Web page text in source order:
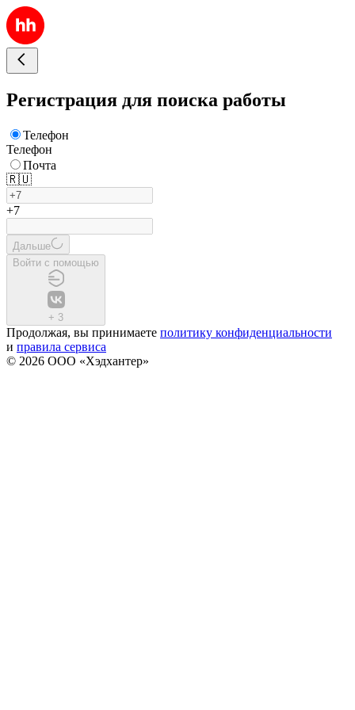
Регистрация для поиска работы
Телефон
Телефон
Почта
🇷🇺
+7
Дальше
Войти с помощью
+ 3
Продолжая, вы принимаете политику конфиденциальности
и правила сервиса
© 2026 ООО «Хэдхантер»